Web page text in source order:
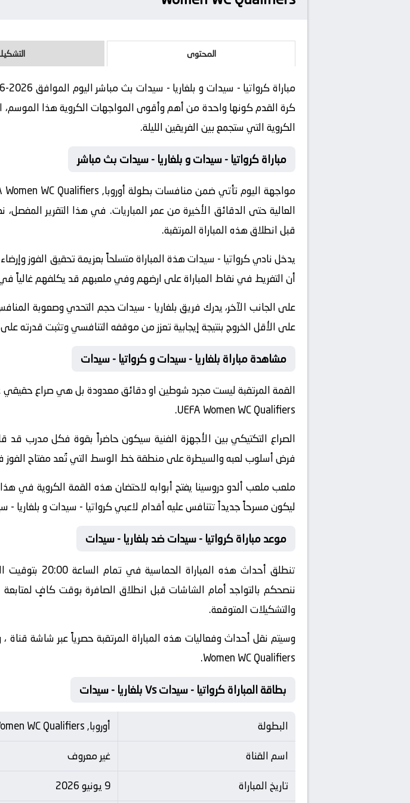
المحتوى
كرة القدم كونها واحدة من أهم وأقوى المواجهات الكروية هذا الموسم،
الكروية التي ستجمع بين الفريقين الليلة.
مباراة كرواتيا - سيدات و بلغاريا - سيدات بث مباشر
العالية حتى الدقائق الأخيرة من عمر المباريات. في هذا التقرير
قبل انطلاق هذه المباراة المرتقبة.
يدخل نادي كرواتيا - سيدات هذة المباراة متسلحاً بعزيمة تحقيق الفوز
أن التفريط في نقاط المباراة على ارضهم وفي ملعبهم قد يكلفهم غالياً
على الجانب الآخر، يدرك فريق بلغاريا - سيدات حجم التحدي وصعوبة
على الأقل الخروج بنتيجة إيجابية تعزز من موقفه التنافسي وتثبت قدرته على
مشاهدة مباراة بلغاريا - سيدات و كرواتيا - سيدات
القمة المرتقبة ليست مجرد شوطين او دقائق معدودة بل هي صراع حقيقي
UEFA Women WC Qualifiers.
الصراع التكتيكي بين الأجهزة الفنية سيكون حاضراً بقوة فكل مدرب
فرض أسلوب لعبه والسيطرة على منطقة خط الوسط التي تُعد مفتاح الفوز
ملعب ملعب ألدو دروسينا يفتح أبوابه لاحتضان هذه القمة الكروية في
ليكون مسرحاً جديداً تتنافس عليه أقدام لاعبي كرواتيا - سيدات و بلغاريا
موعد مباراة كرواتيا - سيدات ضد بلغاريا - سيدات
تنطلق أحداث
ننصحكم بالتواجد أمام الشاشات قبل انطلاق الصافرة بوقت كافٍ لمتابعة
والتشكيلات المتوقعة.
Women WC Qualifiers.
بطاقة المباراة كرواتيا - سيدات Vs بلغاريا - سيدات
البطولة
أوروبا, UEFA Women WC Qualifiers
اسم القناة
غير معروف
تاريخ المباراة
9 يونيو 2026